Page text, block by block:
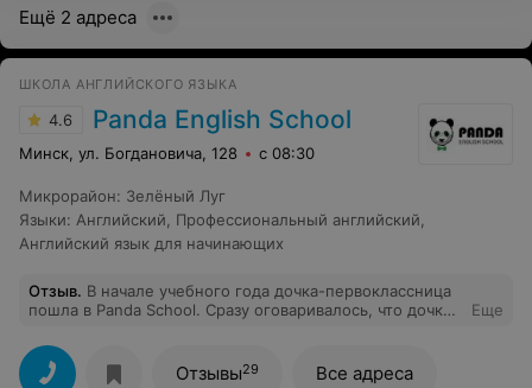
Ещё 2 адреса
ШКОЛА АНГЛИЙСКОГО ЯЗЫКА
4.6 Panda English School
Минск, ул. Богдановича, 128 с 08:30
Микрорайон: Зелёный Луг
Языки: Английский Профессиональный английский
Английский язык для начинающих
Отзыв. В начале учебного года дочка-первоклассница
пошла в Panda School. Сразу оговаривалось, что дочке
Небольшая группа из четырёх детей-первоклассников,
занятия в игровой форме, плавная подача информации,
Еще
Отзывы29 Все адреса